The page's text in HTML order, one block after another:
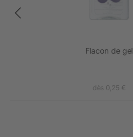
Flacon de gel
dès 0,25 €